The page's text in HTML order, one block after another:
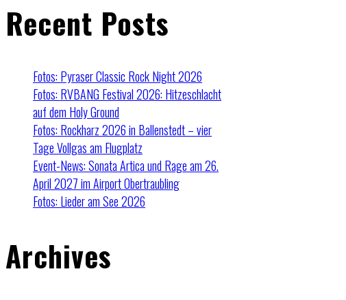
Recent Posts
Fotos: Pyraser Classic Rock Night 2026
Fotos: RVBANG Festival 2026: Hitzeschlacht
auf dem Holy Ground
Fotos: Rockharz 2026 in Ballenstedt – vier
Tage Vollgas am Flugplatz
Event-News: Sonata Artica und Rage am 26.
April 2027 im Airport Obertraubling
Fotos: Lieder am See 2026
Archives